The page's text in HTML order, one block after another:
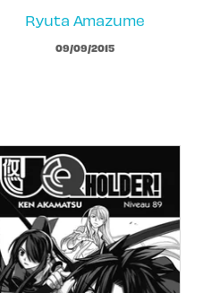
Ryuta Amazume
09/09/2015